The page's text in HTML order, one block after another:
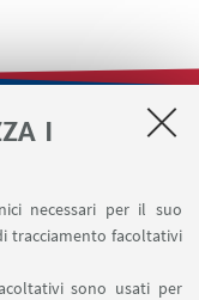
I
necessari per il suo
tracciamento facoltativi
sono usati per